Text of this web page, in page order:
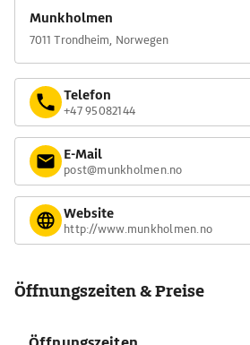
Munkholmen
7011 Trondheim, Norwegen
Telefon
+47 95082144
E-Mail
post@munkholmen.no
Website
http://www.munkholmen.no
Öffnungszeiten & Preise